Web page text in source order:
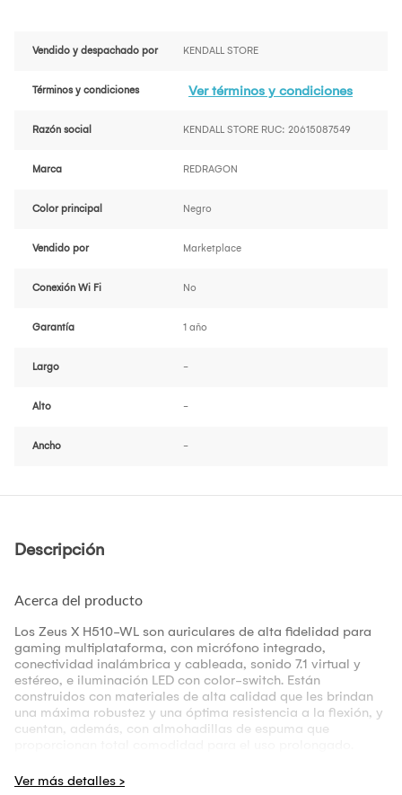
Vendido y despachado por KENDALL STORE
Términos y condiciones Ver términos y condiciones
Razón social KENDALL STORE RUC: 20615087549
Marca REDRAGON
Color principal Negro
Vendido por Marketplace
Conexión Wi Fi No
Garantía 1 año
Largo -
Alto -
Ancho -
Descripción
Acerca del producto
Los Zeus X H510-WL son auriculares de alta fidelidad para
gaming multiplataforma, con micrófono integrado,
conectividad inalámbrica y cableada, sonido 7.1 virtual y
estéreo, e iluminación LED con color-switch. Están
construidos con materiales de alta calidad que les brindan
una máxima robustez y una óptima resistencia a la flexión, y
cuentan, además, con almohadillas de espuma que
Especifiaciones técnicas: